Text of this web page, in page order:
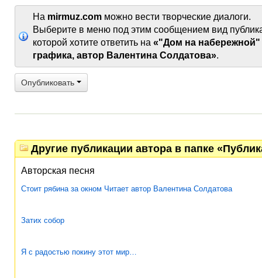
На mirmuz.com можно вести творческие диалоги.
Выберите в меню под этим сообщением вид
которой хотите ответить на «"Дом на набережной"
графика, автор Валентина Солдатова».
Опубликовать
Другие публикации автора в папке
Авторская песня
Стоит рябина за окном Читает автор Валентина Солдатова
Затих собор
Я с радостью покину этот мир…